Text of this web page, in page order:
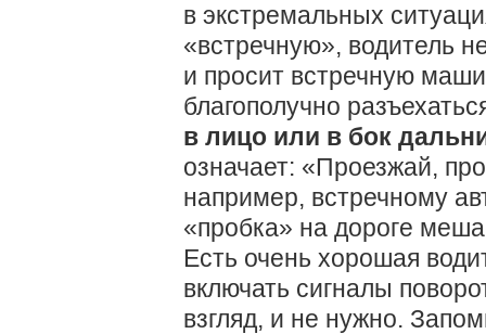
в экстремальных
«встречную», водитель
и просит встречную
благополучно
в лицо или в бок
означает: «Проезжай,
например, встречному
«пробка» на дорогe
Есть очень хорошая
включать сигналы
взгляд, и не нужно.